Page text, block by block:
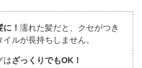
に！濡れた髪だと、クセがつき
ルが長持ちしません。
はざっくりでもOK！